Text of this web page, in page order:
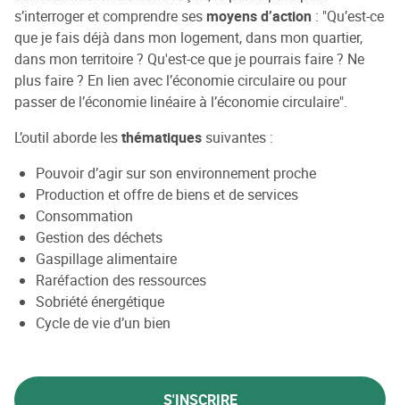
s’interroger et comprendre ses moyens d’action : "Qu’est-ce
que je fais déjà dans mon logement, dans mon quartier,
dans mon territoire ? Qu'est-ce que je pourrais faire ? Ne
plus faire ? En lien avec l’économie circulaire ou pour
passer de l’économie linéaire à l’économie circulaire".
L’outil aborde lesthématiques suivantes :
Pouvoir d’agir sur son environnement proche
Production et offre de biens et de services
Consommation
Gestion des déchets
Gaspillage alimentaire
Raréfaction des ressources
Sobriété énergétique
Cycle de vie d’un bien
S'INSCRIRE